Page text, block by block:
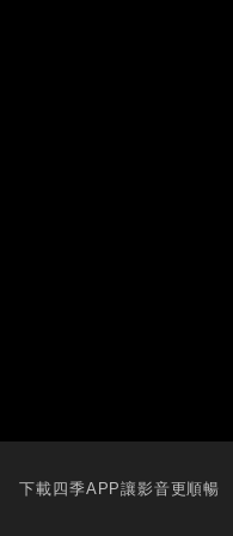
下載四季APP讓影音更順暢